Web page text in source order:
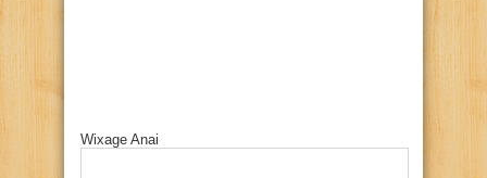
Wixage Anai